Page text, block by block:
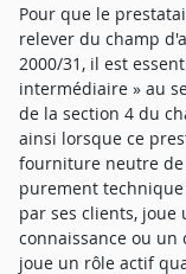
Pour que le
relever du champ
2000/31, il est
intermédiaire » au
de la section 4 du
ainsi lorsque ce
fourniture neutre
purement
par ses clients,
connaissance ou un
joue un rôle actif